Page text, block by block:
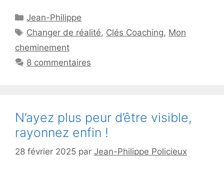
Catégories
Jean-Philippe
Étiquettes
Changer de réalité, Clés Coaching, Mon
cheminement
8 commentaires
N’ayez plus peur d’être visible,
rayonnez enfin !
28 février 2025 par Jean-Philippe Policieux